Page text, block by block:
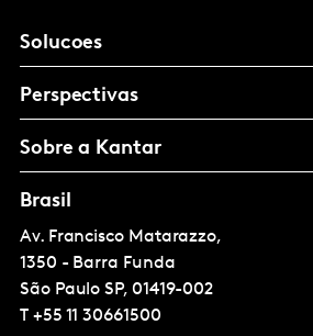
Solucoes
Perspectivas
Sobre a Kantar
Brasil
Av. Francisco Matarazzo,
1350 - Barra Funda
São Paulo SP, 01419-002
T +55 11 30661500